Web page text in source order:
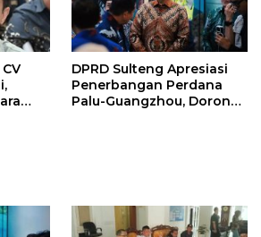
DPRD Sulteng Apresiasi
Penerbangan Perdana
Palu-Guangzhou, Dorong